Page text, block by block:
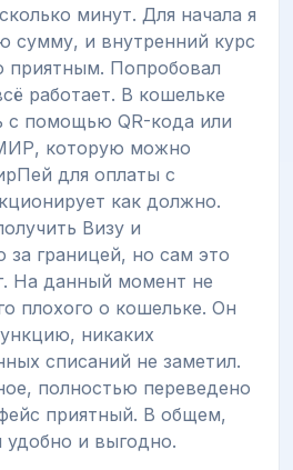
минут. Для начала я
сумму, и внутренний курс
приятным. Попробовал
работает. В кошельке
с помощью QR-кода или
которую можно
для оплаты с
как должно.
Визу и
за границей, но сам это
На данный момент не
плохого о кошельке. Он
никаких
списаний не заметил.
полностью переведено
приятный. В общем,
удобно и выгодно.